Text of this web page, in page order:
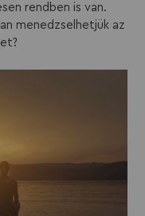
rendben is van.
menedzselhetjük az